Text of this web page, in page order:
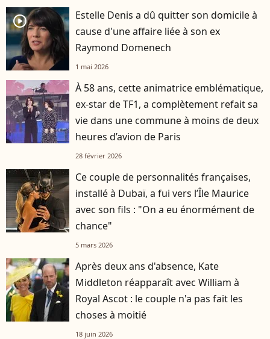
player2
Estelle Denis a dû quitter son domicile à
cause d'une affaire liée à son ex
Raymond Domenech
1 mai 2026
À 58 ans, cette animatrice emblématique,
ex-star de TF1, a complètement refait sa
vie dans une commune à moins de deux
heures d’avion de Paris
28 février 2026
Ce couple de personnalités françaises,
installé à Dubaï, a fui vers l’Île Maurice
avec son fils : "On a eu énormément de
chance"
5 mars 2026
Après deux ans d'absence, Kate
Middleton réapparaît avec William à
Royal Ascot : le couple n'a pas fait les
choses à moitié
18 juin 2026